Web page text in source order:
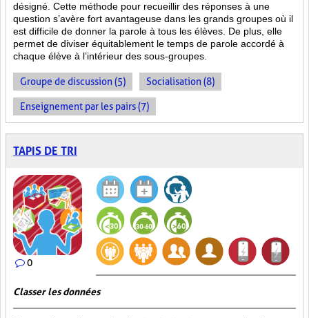
désigné. Cette méthode pour recueillir des réponses à une
question s’avère fort avantageuse dans les grands groupes où il
est difficile de donner la parole à tous les élèves. De plus, elle
permet de diviser équitablement le temps de parole accordé à
chaque élève à l’intérieur des sous-groupes.
Groupe de discussion (5) Socialisation (8)
Enseignement par les pairs (7)
TAPIS DE TRI
0
Classer les données